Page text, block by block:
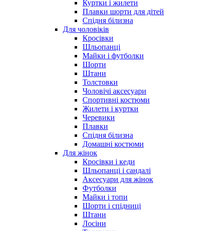
Куртки і жилети
Плавки шорти для дітей
Спідня білизна
Для чоловіків
Кросівки
Шльопанці
Майки і футболки
Шорти
Штани
Толстовки
Чоловічі аксесуари
Спортивні костюми
Жилети і куртки
Черевики
Плавки
Спідня білизна
Домашні костюми
Для жінок
Кросівки і кеди
Шльопанці і сандалі
Аксесуари для жінок
Футболки
Майки і топи
Шорти і спідниці
Штани
Лосіни